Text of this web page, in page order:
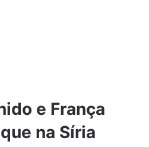
e França
na Síria